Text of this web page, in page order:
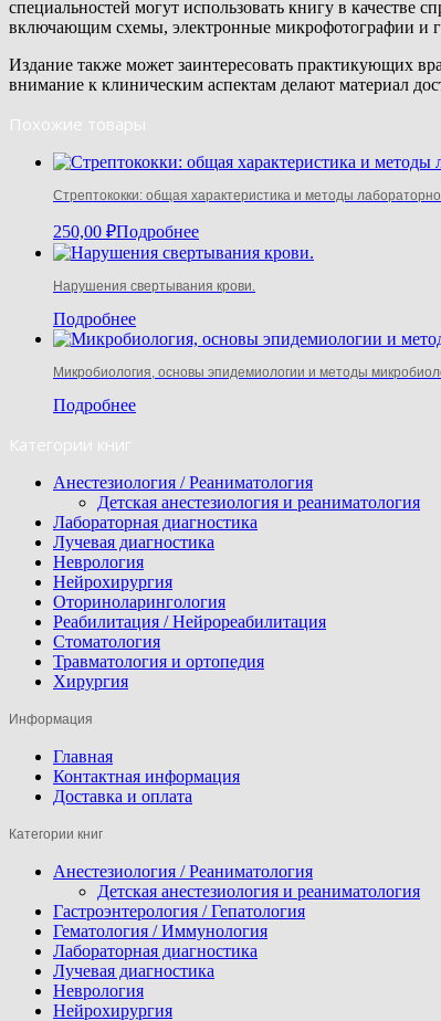
специальностей могут использовать книгу в качестве
включающим схемы, электронные микрофотографии и
Издание также может заинтересовать практикующих
внимание к клиническим аспектам делают материал
Похожие товары
Стрептококки: общая характеристика и методы
250,00 ₽Подробнее
Нарушения свертывания крови.
Подробнее
Микробиология, основы эпидемиологии и методы
Подробнее
Категории книг
Анестезиология / Реаниматология
Детская анестезиология и реаниматология
Лабораторная диагностика
Лучевая диагностика
Неврология
Нейрохирургия
Оториноларингология
Реабилитация / Нейрореабилитация
Стоматология
Травматология и ортопедия
Хирургия
Информация
Главная
Контактная информация
Доставка и оплата
Категории книг
Анестезиология / Реаниматология
Детская анестезиология и реаниматология
Гастроэнтерология / Гепатология
Гематология / Иммунология
Лабораторная диагностика
Лучевая диагностика
Неврология
Нейрохирургия